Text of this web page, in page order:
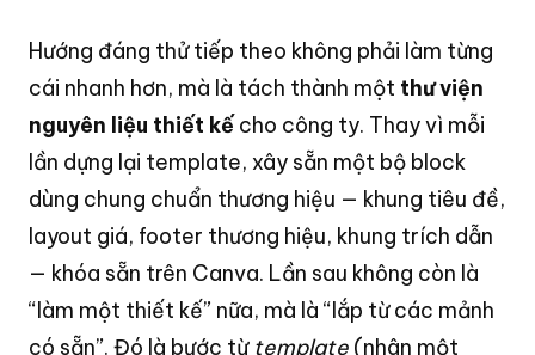
Hướng đáng thử tiếp theo không phải làm từng
cái nhanh hơn, mà là tách thành một thư viện
nguyên liệu thiết kế cho công ty. Thay vì mỗi
lần dựng lại template, xây sẵn một bộ block
dùng chung chuẩn thương hiệu — khung tiêu đề,
layout giá, footer thương hiệu, khung trích dẫn
— khóa sẵn trên Canva. Lần sau không còn là
“làm một thiết kế” nữa, mà là “lắp từ các mảnh
có sẵn”. Đó là bước từ template (nhân một